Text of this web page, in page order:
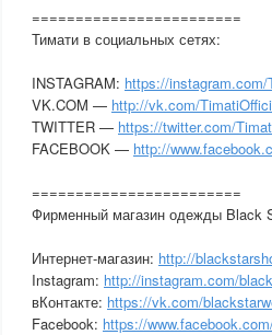
========================
Тимати в социальных сетях:
INSTAGRAM: https://instagram.com/
VK.COM — http://vk.com/
TWITTER — https://twitter.com/
FACEBOOK — http://
========================
Фирменный магазин одежды Black
Интернет-магазин: http://
Instagram: http://instagram.com/
вКонтакте: https://vk.com/
Facebook: https://